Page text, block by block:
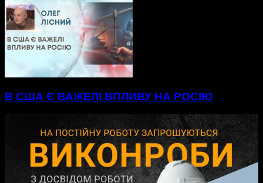
В США Є ВАЖЕЛІ ВПЛИВУ НА РОСІЮ